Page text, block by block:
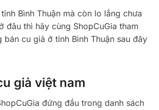
Bình Thuận mà còn lo lắng chưa
đâu thì hãy cùng ShopCuGia tham
bán cu giả ở tỉnh Bình Thuận sau đây
giả việt nam
đứng đầu trong danh sách